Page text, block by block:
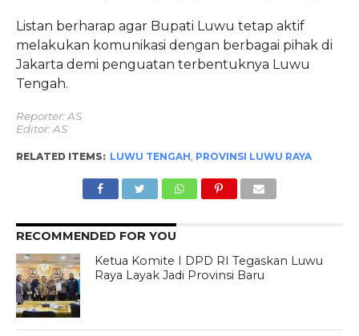
Listan berharap agar Bupati Luwu tetap aktif
melakukan komunikasi dengan berbagai pihak di
Jakarta demi penguatan terbentuknya Luwu
Tengah.
Reporter: AS
Editor: AS
RELATED ITEMS: LUWU TENGAH, PROVINSI LUWU RAYA
RECOMMENDED FOR YOU
Ketua Komite I DPD RI Tegaskan Luwu
Raya Layak Jadi Provinsi Baru